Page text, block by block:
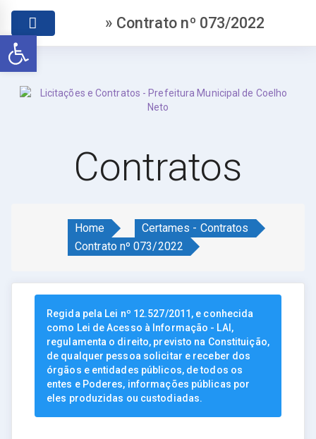
Abrir a barra de ferramentas
» Contrato nº 073/2022
Contratos
Home
Certames - Contratos
Contrato nº 073/2022
Regida pela Lei nº 12.527/2011, e conhecida
como Lei de Acesso à Informação - LAI,
regulamenta o direito, previsto na Constituição,
de qualquer pessoa solicitar e receber dos
órgãos e entidades públicos, de todos os
entes e Poderes, informações públicas por
eles produzidas ou custodiadas.